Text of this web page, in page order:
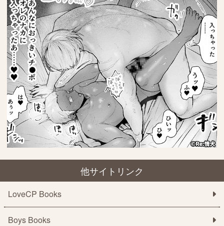
他サイトリンク
LoveCP Books
Boys Books